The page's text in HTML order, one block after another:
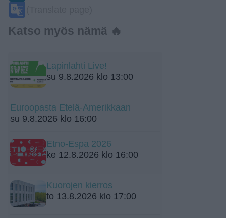
Katso myös nämä 🔥
Lapinlahti Live!
su 9.8.2026 klo 13:00
Euroopasta Etelä-Amerikkaan
su 9.8.2026 klo 16:00
Etno-Espa 2026
ke 12.8.2026 klo 16:00
Kuorojen kierros
to 13.8.2026 klo 17:00